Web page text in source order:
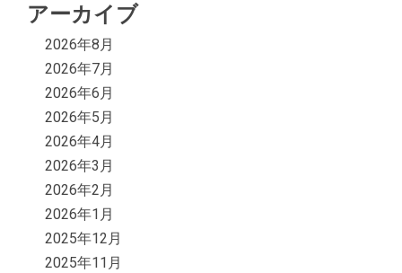
アーカイブ
2026年8月
2026年7月
2026年6月
2026年5月
2026年4月
2026年3月
2026年2月
2026年1月
2025年12月
2025年11月